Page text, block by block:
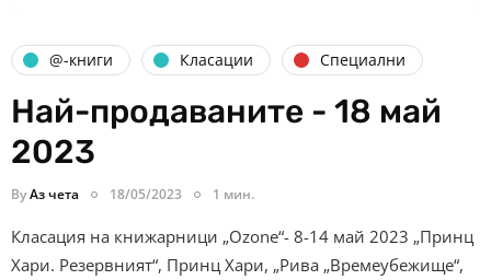
@-книги Класации Специални
Най-продаваните - 18 май
2023
ByАз чета 18/05/2023 1 мин.
Класация на книжарници „Ozone“- 8-14 май 2023 „Принц
Хари. Резервният“, Принц Хари, „Рива „Времеубежище“,